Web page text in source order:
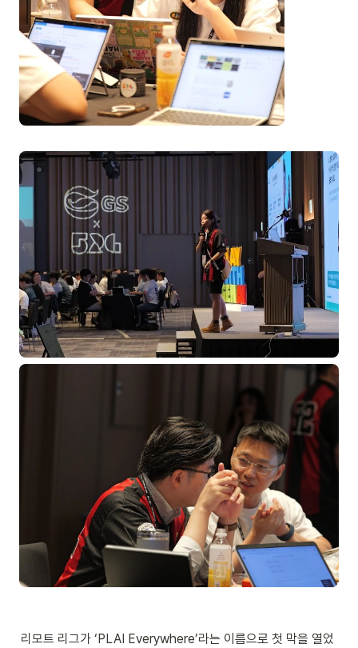
리모트 리그가 ‘PLAI Everywhere’라는 이름으로 첫 막을 열었